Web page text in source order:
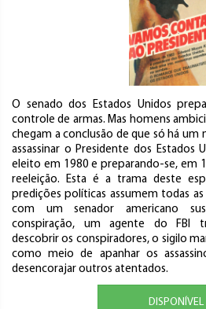
O senado dos Estados Unidos
controle de armas. Mas homens
chegam a conclusão de que só há um
assassinar o Presidente dos Estados
eleito em 1980 e preparando-se, em
reeleição. Esta é a trama deste
predições políticas assumem todas
com um senador americano
conspiração, um agente do FBI
descobrir os conspiradores, o sigilo
como meio de apanhar os
desencorajar outros atentados.
DISPONÍVEL